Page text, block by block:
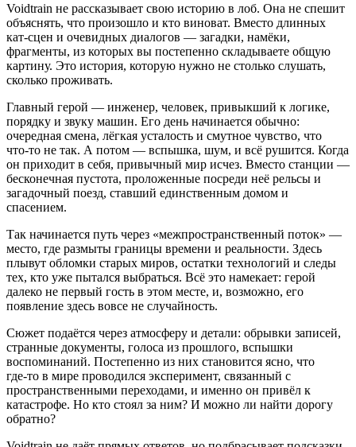
Voidtrain не рассказывает свою историю в лоб. Она не спешит
объяснять, что произошло и кто виноват. Вместо длинных
кат‑сцен и очевидных диалогов — загадки, намёки,
фрагменты, из которых вы постепенно складываете общую
картину. Это история, которую нужно не столько слушать,
сколько проживать.
Главный герой — инженер, человек, привыкший к логике,
порядку и звуку машин. Его день начинается обычно:
очередная смена, лёгкая усталость и смутное чувство, что
что‑то не так. А потом — вспышка, шум, и всё рушится. Когда
он приходит в себя, привычный мир исчез. Вместо станции —
бесконечная пустота, проложенные посреди неё рельсы и
загадочный поезд, ставший единственным домом и
спасением.
Так начинается путь через «межпространственный поток» —
место, где размыты границы времени и реальности. Здесь
плывут обломки старых миров, остатки технологий и следы
тех, кто уже пытался выбраться. Всё это намекает: герой
далеко не первый гость в этом месте, и, возможно, его
появление здесь вовсе не случайность.
Сюжет подаётся через атмосферу и детали: обрывки записей,
странные документы, голоса из прошлого, вспышки
воспоминаний. Постепенно из них становится ясно, что
где‑то в мире проводился эксперимент, связанный с
пространственными переходами, и именно он привёл к
катастрофе. Но кто стоял за ним? И можно ли найти дорогу
обратно?